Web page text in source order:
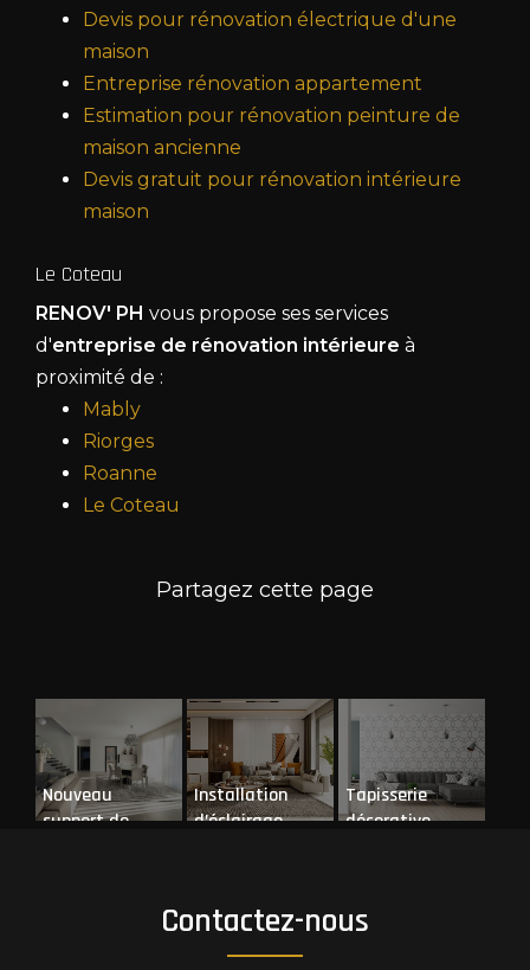
Devis pour rénovation électrique d'une
maison
Entreprise rénovation appartement
Estimation pour rénovation peinture de
maison ancienne
Devis gratuit pour rénovation intérieure
maison
Le Coteau
RENOV' PH vous propose ses services
d'entreprise de rénovation intérieure à
proximité de :
Mably
Riorges
Roanne
Le Coteau
Nouveau
support de
Installation
d’éclairage
Tapisserie
décorative
Contactez-nous